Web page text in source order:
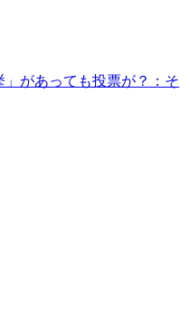
」があっても投票が？：そ